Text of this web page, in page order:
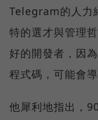
Telegram的人力
特的選才與管理
好的開發者，因
程式碼，可能會
他犀利地指出，